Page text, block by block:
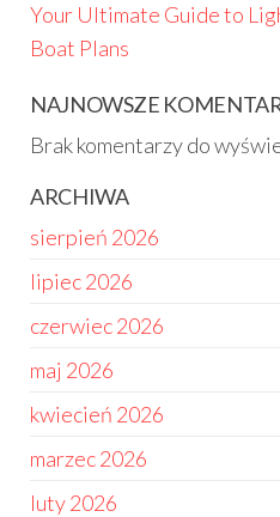
Your Ultimate Guide to
Boat Plans
NAJNOWSZE
Brak komentarzy do
ARCHIWA
sierpień 2026
lipiec 2026
czerwiec 2026
maj 2026
kwiecień 2026
marzec 2026
luty 2026